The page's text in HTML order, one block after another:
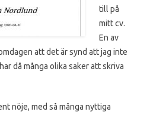
till på
mitt cv.
En av
att det är synd att jag inte
då många olika saker att skriva
nöje, med så många nyttiga